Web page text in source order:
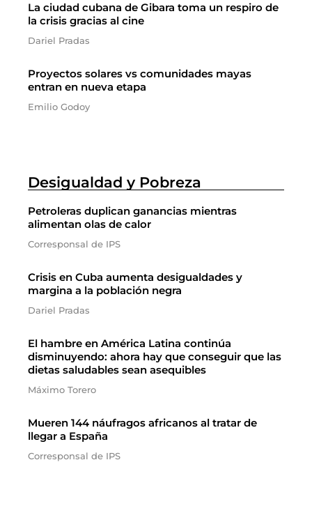
La ciudad cubana de Gibara toma un respiro de
la crisis gracias al cine
Dariel Pradas
Proyectos solares vs comunidades mayas
entran en nueva etapa
Emilio Godoy
Desigualdad y Pobreza
Petroleras duplican ganancias mientras
alimentan olas de calor
Corresponsal de IPS
Crisis en Cuba aumenta desigualdades y
margina a la población negra
Dariel Pradas
El hambre en América Latina continúa
disminuyendo: ahora hay que conseguir que las
dietas saludables sean asequibles
Máximo Torero
Mueren 144 náufragos africanos al tratar de
llegar a España
Corresponsal de IPS